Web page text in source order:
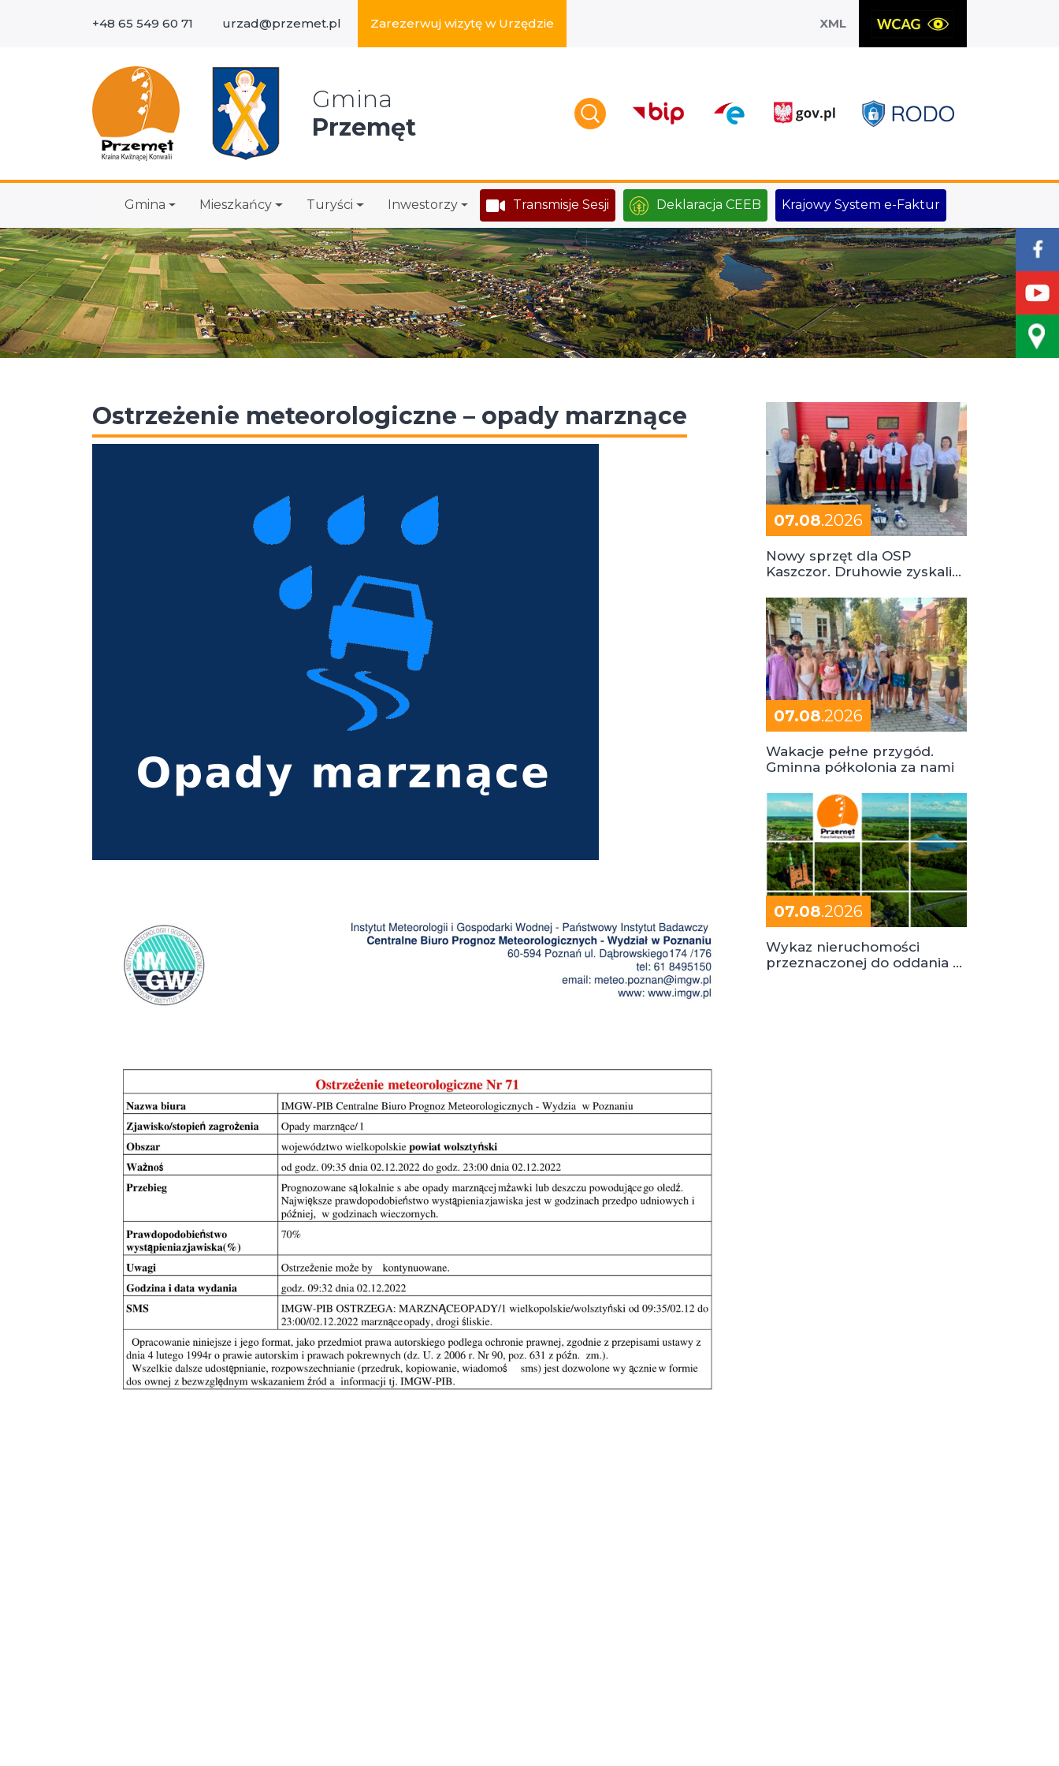
+48 65 549 60 71 urzad@przemet.pl Zarezerwuj wizytę w Urzędzie XML
Gmina
Przemęt
Gmina Mieszkańcy Turyści Inwestorzy Transmisje Sesji Deklaracja CEEB Krajowy System e-Faktur
Ostrzeżenie meteorologiczne – opady marznące
07.08.2026
Nowy sprzęt dla OSP
Kaszczor. Druhowie zyskali
07.08.2026
Wakacje pełne przygód.
Gminna półkolonia za nami
07.08.2026
Wykaz nieruchomości
przeznaczonej do oddania w
Wyszukaj w serwisie